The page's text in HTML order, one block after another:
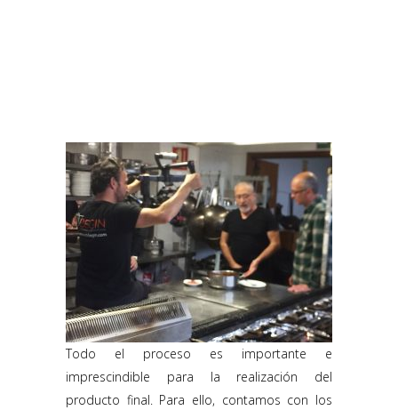
Todo el proceso es importante e
imprescindible para la realización del
producto final. Para ello, contamos con los